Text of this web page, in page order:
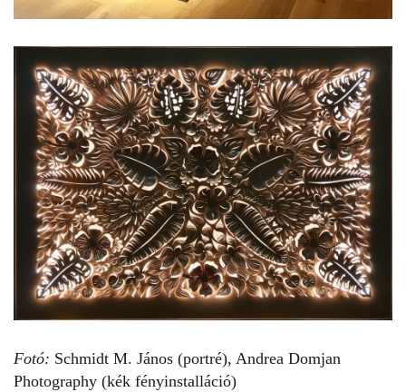
Fotó: Schmidt M. János (portré), Andrea Domjan
Photography (kék fényinstalláció)